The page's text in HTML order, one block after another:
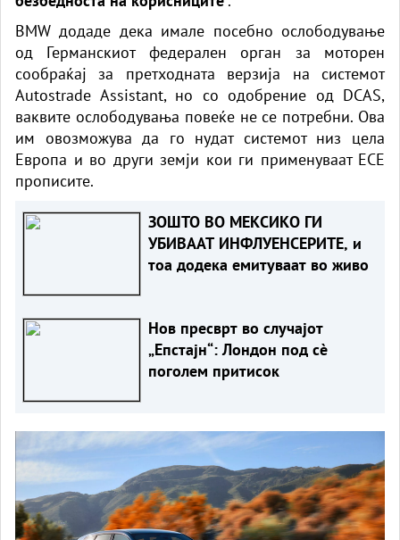
BMW додаде дека имале посебно ослободување
од Германскиот федерален орган за моторен
сообраќај за претходната верзија на системот
Autostrade Assistant, но со одобрение од DCAS,
ваквите ослободувања повеќе не се потребни. Ова
им овозможува да го нудат системот низ цела
Европа и во други земји кои ги применуваат ECE
прописите.
ЗОШТО ВО МЕКСИКО ГИ
УБИВААТ ИНФЛУЕНСЕРИТЕ, и
тоа додека емитуваат во живо
Нов пресврт во случајот
„Епстајн“: Лондон под сè
поголем притисок